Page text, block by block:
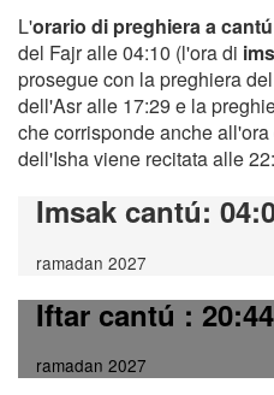
L'orario di preghiera a cantú
del Fajr alle 04:10 (l'ora di
prosegue con la preghiera
dell'Asr alle 17:29 e la
che corrisponde anche
dell'Isha viene recitata alle
Imsak cantú:
ramadan 2027
Iftar cantú: 20:44
ramadan 2027